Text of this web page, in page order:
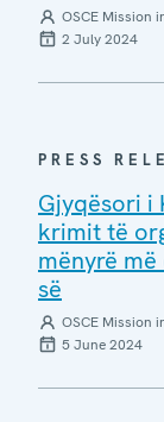
OSCE Mission
2 July 2024
PRESS
Gjyqësori i
krimit të
mënyrë
së
OSCE Mission
5 June 2024